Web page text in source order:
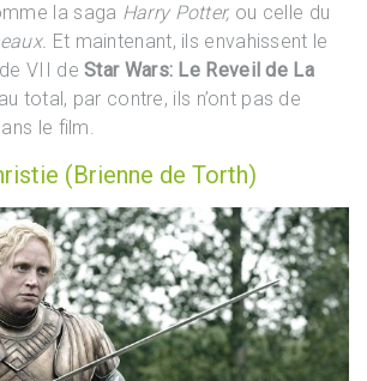
la saga Harry Potter, ou celle du
Et maintenant, ils envahissent le
VII deStar Wars: Le Reveil de La
total, par contre, ils n’ont pas de
le film.
(Brienne de Torth)